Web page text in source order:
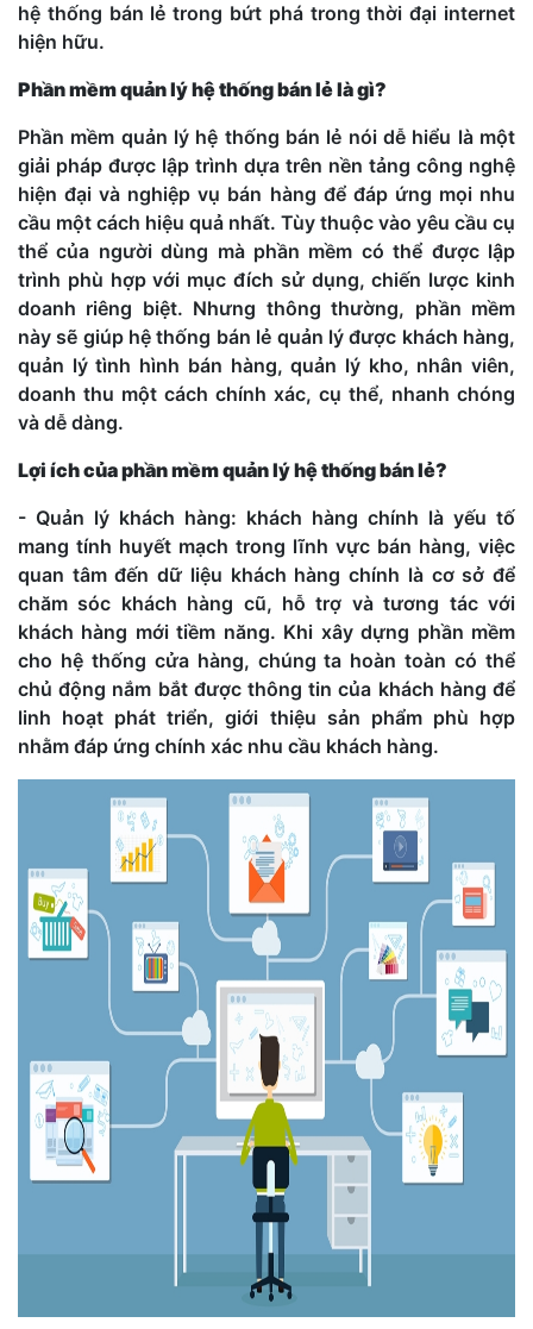
hệ thống bán lẻ trong bứt phá trong thời đại internet
hiện hữu.
Phần mềm quản lý hệ thống bán lẻ là gì?
Phần mềm quản lý hệ thống bán lẻ nói dễ hiểu là một
giải pháp được lập trình dựa trên nền tảng công nghệ
hiện đại và nghiệp vụ bán hàng để đáp ứng mọi nhu
cầu một cách hiệu quả nhất. Tùy thuộc vào yêu cầu cụ
thể của người dùng mà phần mềm có thể được lập
trình phù hợp với mục đích sử dụng, chiến lược kinh
doanh riêng biệt. Nhưng thông thường, phần mềm
này sẽ giúp hệ thống bán lẻ quản lý được khách hàng,
quản lý tình hình bán hàng, quản lý kho, nhân viên,
doanh thu một cách chính xác, cụ thể, nhanh chóng
và dễ dàng.
Lợi ích của phần mềm quản lý hệ thống bán lẻ?
- Quản lý khách hàng: khách hàng chính là yếu tố
mang tính huyết mạch trong lĩnh vực bán hàng, việc
quan tâm đến dữ liệu khách hàng chính là cơ sở để
chăm sóc khách hàng cũ, hỗ trợ và tương tác với
khách hàng mới tiềm năng. Khi xây dựng phần mềm
cho hệ thống cửa hàng, chúng ta hoàn toàn có thể
chủ động nắm bắt được thông tin của khách hàng để
linh hoạt phát triển, giới thiệu sản phẩm phù hợp
nhằm đáp ứng chính xác nhu cầu khách hàng.